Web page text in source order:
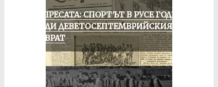
ОТ ПРЕСАТА: СПОРТЪТ В РУСЕ ГОДИНА
ПРЕДИ ДЕВЕТОСЕПТЕМВРИЙСКИЯ
ПРЕВРАТ